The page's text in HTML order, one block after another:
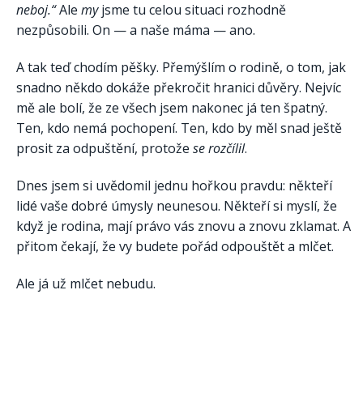
neboj.“Ale myjsme tu celou situaci rozhodně
nezpůsobili. On — a naše máma — ano.
A tak teď chodím pěšky. Přemýšlím o rodině, o tom, jak
snadno někdo dokáže překročit hranici důvěry. Nejvíc
mě ale bolí, že ze všech jsem nakonec já ten špatný.
Ten, kdo nemá pochopení. Ten, kdo by měl snad ještě
prosit za odpuštění, protože se rozčílil.
Dnes jsem si uvědomil jednu hořkou pravdu: někteří
lidé vaše dobré úmysly neunesou. Někteří si myslí, že
když je rodina, mají právo vás znovu a znovu zklamat. A
přitom čekají, že vy budete pořád odpouštět a mlčet.
Ale já už mlčet nebudu.